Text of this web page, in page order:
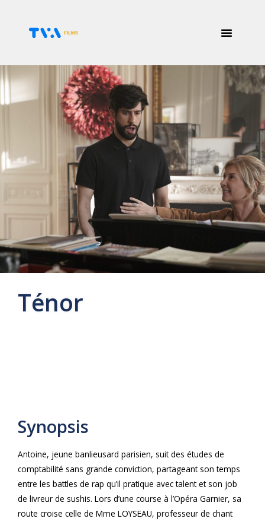
Ténor
Synopsis
Antoine, jeune banlieusard parisien, suit des études de
comptabilité sans grande conviction, partageant son temps
entre les battles de rap qu’il pratique avec talent et son job
de livreur de sushis. Lors d’une course à l’Opéra Garnier, sa
route croise celle de Mme LOYSEAU, professeur de chant